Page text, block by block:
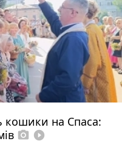
кошики на Спаса:
photo_camera play_circle_filled